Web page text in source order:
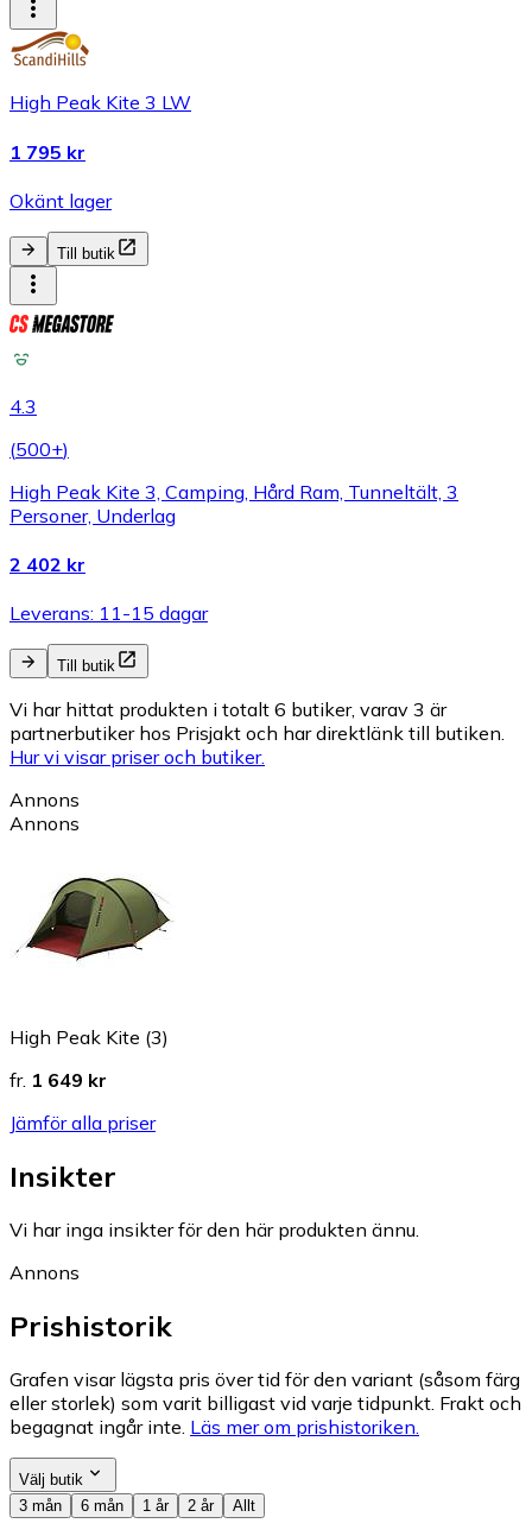
High Peak Kite 3 LW
1 795 kr
Okänt lager
Till butik
4.3
(500+)
High Peak Kite 3, Camping, Hård Ram, Tunneltält, 3
Personer, Underlag
2 402 kr
Leverans: 11-15 dagar
Till butik
Vi har hittat produkten i totalt 6 butiker, varav 3 är
partnerbutiker hos Prisjakt och har direktlänk till butiken.
Hur vi visar priser och butiker.
Annons
Annons
High Peak Kite (3)
fr. 1 649 kr
Jämför alla priser
Insikter
Vi har inga insikter för den här produkten ännu.
Annons
Prishistorik
Grafen visar lägsta pris över tid för den variant (såsom färg
eller storlek) som varit billigast vid varje tidpunkt. Frakt och
begagnat ingår inte. Läs mer om prishistoriken.
Välj butik
3 mån
6 mån 1 år 2 år Allt